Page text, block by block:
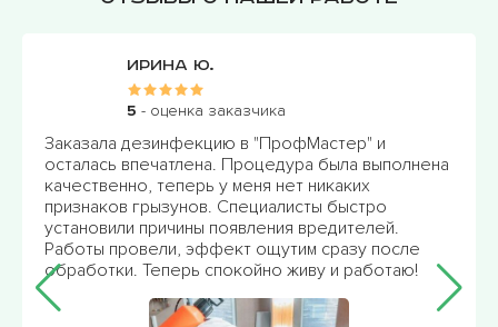
Ирина Ю.
5 - оценка заказчика
Заказала дезинфекцию в "ПрофМастер" и
осталась впечатлена. Процедура была выполнена
качественно, теперь у меня нет никаких
признаков грызунов. Специалисты быстро
установили причины появления вредителей.
Работы провели, эффект ощутим сразу после
обработки. Теперь спокойно живу и работаю!